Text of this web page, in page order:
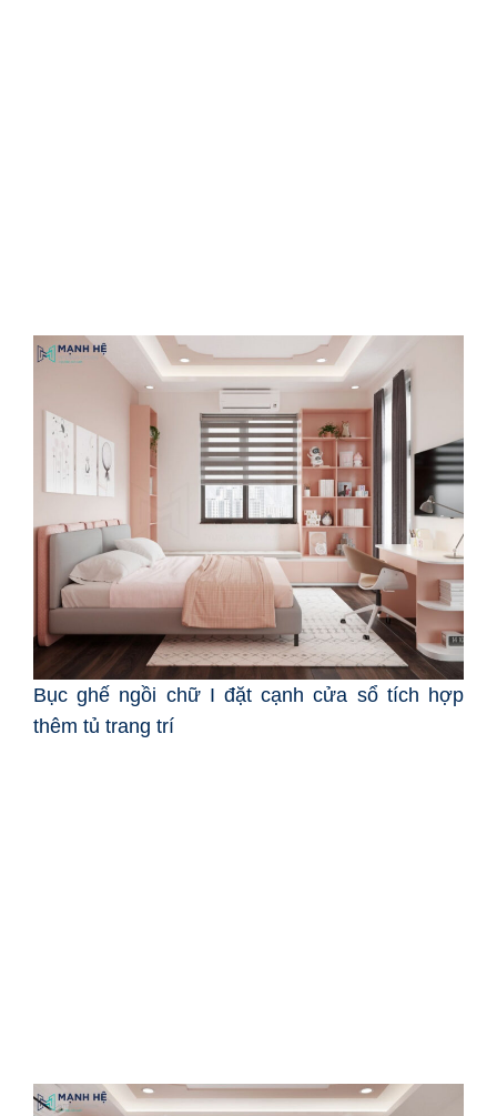
Bục ghế ngồi chữ I đặt cạnh cửa sổ tích hợp
thêm tủ trang trí